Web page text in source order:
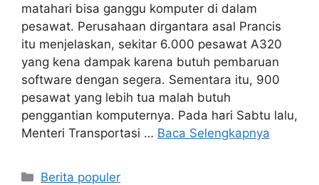
matahari bisa ganggu komputer di dalam
pesawat. Perusahaan dirgantara asal Prancis
itu menjelaskan, sekitar 6.000 pesawat A320
yang kena dampak karena butuh pembaruan
software dengan segera. Sementara itu, 900
pesawat yang lebih tua malah butuh
penggantian komputernya. Pada hari Sabtu lalu,
Menteri Transportasi … Baca Selengkapnya
Kategori
Berita populer